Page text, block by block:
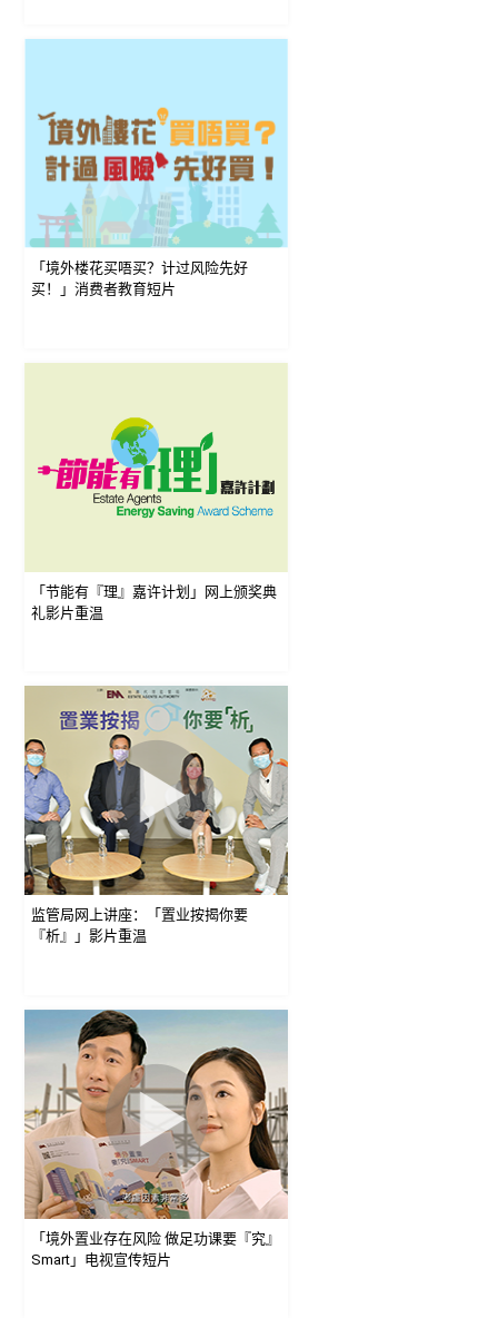
「境外楼花买唔买？计过风险先好
买！」消费者教育短片
「节能有『理』嘉许计划」网上颁奖典
礼影片重温
监管局网上讲座：「置业按揭你要
『析』」影片重温
「境外置业存在风险 做足功课要『究』
Smart」电视宣传短片